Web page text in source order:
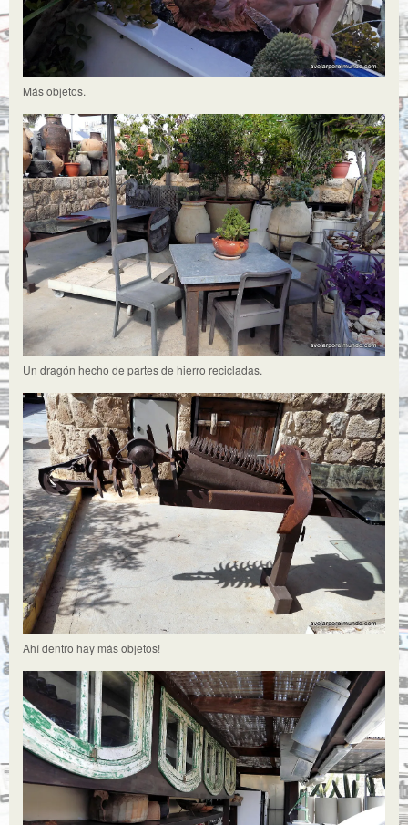
Más objetos.
Un dragón hecho de partes de hierro recicladas.
Ahí dentro hay más objetos!